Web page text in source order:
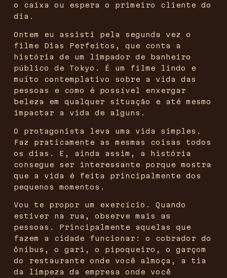
o caixa ou espera o primeiro cliente do
dia.
Ontem eu assisti pela segunda vez o
filme Dias Perfeitos, que conta a
história de um limpador de banheiro
público de Tokyo. É um filme lindo e
muito contemplativo sobre a vida das
pessoas e como é possível enxergar
beleza em qualquer situação e até mesmo
impactar a vida de alguns.
O protagonista leva uma vida simples.
Faz praticamente as mesmas coisas todos
os dias. E, ainda assim, a história
consegue ser interessante porque mostra
que a vida é feita principalmente dos
pequenos momentos.
Vou te propor um exercício. Quando
estiver na rua, observe mais as
pessoas. Principalmente aquelas que
fazem a cidade funcionar: o cobrador do
ônibus, o gari, o pipoqueiro, o garçom
do restaurante onde você almoça, a tia
da limpeza da empresa onde você